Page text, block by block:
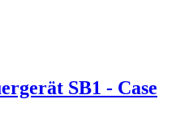
SB1 - Case